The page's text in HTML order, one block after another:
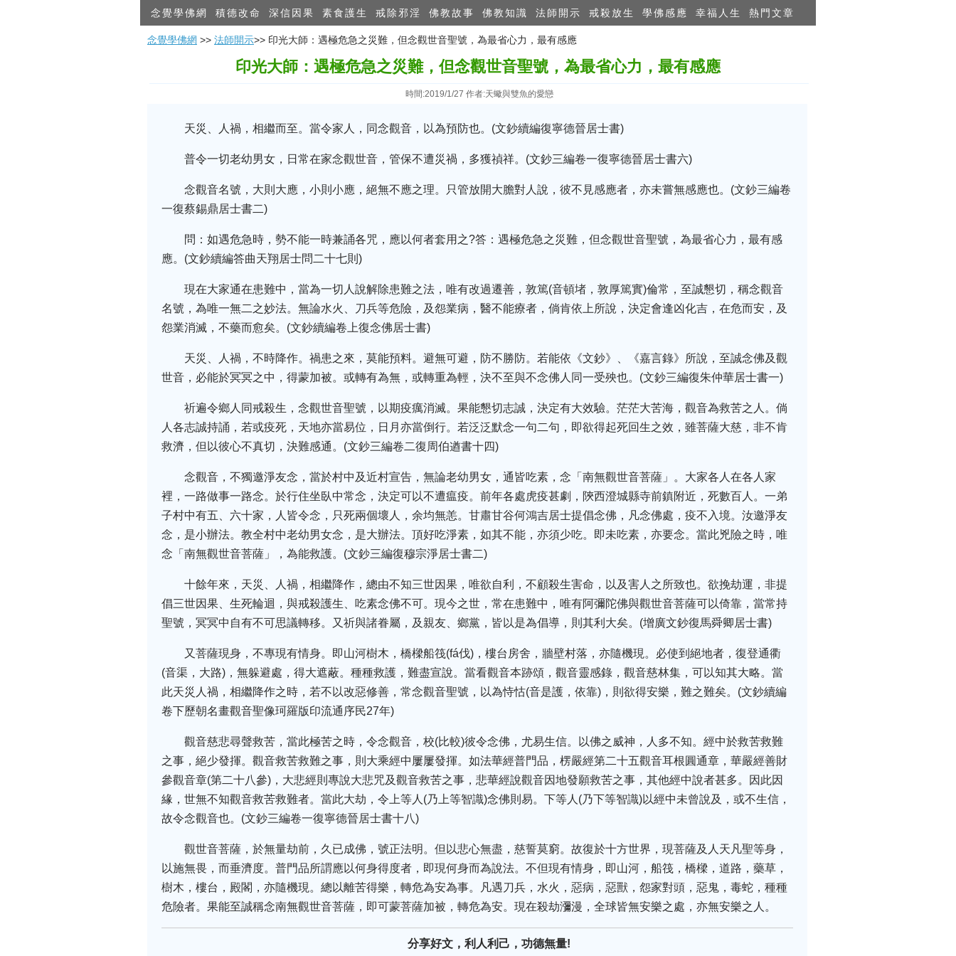
念覺學佛網 積德改命 深信因果 素食護生 戒除邪淫 佛教故事 佛教知識 法師開示 戒殺放生 學佛感應 幸福人生 熱門文章
念覺學佛網 >> 法師開示>> 印光大師：遇極危急之災難，但念觀世音聖號，為最省心力，最有感應
印光大師：遇極危急之災難，但念觀世音聖號，為最省心力，最有感應
時間:2019/1/27 作者:天蠍與雙魚的愛戀
天災、人禍，相繼而至。當令家人，同念觀音，以為預防也。(文鈔續編復寧德晉居士書)
普令一切老幼男女，日常在家念觀世音，管保不遭災禍，多獲禎祥。(文鈔三編卷一復寧德晉居士書六)
念觀音名號，大則大應，小則小應，絕無不應之理。只管放開大膽對人說，彼不見感應者，亦未嘗無感應也。(文鈔三編卷
一復蔡錫鼎居士書二)
問：如遇危急時，勢不能一時兼誦各咒，應以何者套用之?答：遇極危急之災難，但念觀世音聖號，為最省心力，最有感
應。(文鈔續編答曲天翔居士問二十七則)
現在大家通在患難中，當為一切人說解除患難之法，唯有改過遷善，敦篤(音頓堵，敦厚篤實)倫常，至誠懇切，稱念觀音
名號，為唯一無二之妙法。無論水火、刀兵等危險，及怨業病，醫不能療者，倘肯依上所說，決定會逢凶化吉，在危而安，及
怨業消滅，不藥而愈矣。(文鈔續編卷上復念佛居士書)
天災、人禍，不時降作。禍患之來，莫能預料。避無可避，防不勝防。若能依《文鈔》、《嘉言錄》所說，至誠念佛及觀
世音，必能於冥冥之中，得蒙加被。或轉有為無，或轉重為輕，決不至與不念佛人同一受殃也。(文鈔三編復朱仲華居士書一)
祈遍令鄉人同戒殺生，念觀世音聖號，以期疫癘消滅。果能懇切志誠，決定有大效驗。茫茫大苦海，觀音為救苦之人。倘
人各志誠持誦，若或疫死，天地亦當易位，日月亦當倒行。若泛泛默念一句二句，即欲得起死回生之效，雖菩薩大慈，非不肯
救濟，但以彼心不真切，決難感通。(文鈔三編卷二復周伯遒書十四)
念觀音，不獨邀淨友念，當於村中及近村宣告，無論老幼男女，通皆吃素，念「南無觀世音菩薩」。大家各人在各人家
裡，一路做事一路念。於行住坐臥中常念，決定可以不遭瘟疫。前年各處虎疫甚劇，陝西澄城縣寺前鎮附近，死數百人。一弟
子村中有五、六十家，人皆令念，只死兩個壞人，余均無恙。甘肅甘谷何鴻吉居士提倡念佛，凡念佛處，疫不入境。汝邀淨友
念，是小辦法。教全村中老幼男女念，是大辦法。頂好吃淨素，如其不能，亦須少吃。即未吃素，亦要念。當此兇險之時，唯
念「南無觀世音菩薩」，為能救護。(文鈔三編復穆宗淨居士書二)
十餘年來，天災、人禍，相繼降作，總由不知三世因果，唯欲自利，不顧殺生害命，以及害人之所致也。欲挽劫運，非提
倡三世因果、生死輪迴，與戒殺護生、吃素念佛不可。現今之世，常在患難中，唯有阿彌陀佛與觀世音菩薩可以倚靠，當常持
聖號，冥冥中自有不可思議轉移。又祈與諸眷屬，及親友、鄉黨，皆以是為倡導，則其利大矣。(增廣文鈔復馬舜卿居士書)
又菩薩現身，不專現有情身。即山河樹木，橋樑船筏(fá伐)，樓台房舍，牆壁村落，亦隨機現。必使到絕地者，復登通衢
(音渠，大路)，無躲避處，得大遮蔽。種種救護，難盡宣說。當看觀音本跡頌，觀音靈感錄，觀音慈林集，可以知其大略。當
此天災人禍，相繼降作之時，若不以改惡修善，常念觀音聖號，以為恃怙(音是護，依靠)，則欲得安樂，難之難矣。(文鈔續編
卷下歷朝名畫觀音聖像珂羅版印流通序民27年)
觀音慈悲尋聲救苦，當此極苦之時，令念觀音，校(比較)彼令念佛，尤易生信。以佛之威神，人多不知。經中於救苦救難
之事，絕少發揮。觀音救苦救難之事，則大乘經中屢屢發揮。如法華經普門品，楞嚴經第二十五觀音耳根圓通章，華嚴經善財
參觀音章(第二十八參)，大悲經則專說大悲咒及觀音救苦之事，悲華經說觀音因地發願救苦之事，其他經中說者甚多。因此因
緣，世無不知觀音救苦救難者。當此大劫，令上等人(乃上等智識)念佛則易。下等人(乃下等智識)以經中未曾說及，或不生信，
故令念觀音也。(文鈔三編卷一復寧德晉居士書十八)
觀世音菩薩，於無量劫前，久已成佛，號正法明。但以悲心無盡，慈誓莫窮。故復於十方世界，現菩薩及人天凡聖等身，
以施無畏，而垂濟度。普門品所謂應以何身得度者，即現何身而為說法。不但現有情身，即山河，船筏，橋樑，道路，藥草，
樹木，樓台，殿閣，亦隨機現。總以離苦得樂，轉危為安為事。凡遇刀兵，水火，惡病，惡獸，怨家對頭，惡鬼，毒蛇，種種
危險者。果能至誠稱念南無觀世音菩薩，即可蒙菩薩加被，轉危為安。現在殺劫瀰漫，全球皆無安樂之處，亦無安樂之人。
分享好文，利人利己，功德無量!